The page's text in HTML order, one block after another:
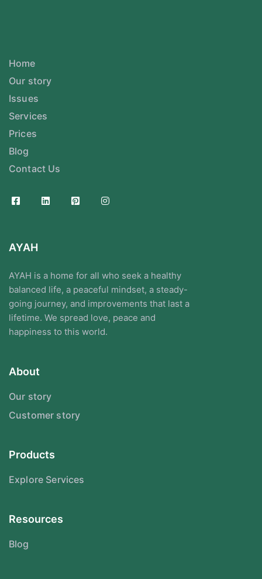
Home
Our story
Issues
Services
Prices
Blog
Contact Us
AYAH
AYAH is a home for all who seek a healthy
balanced life, a peaceful mindset, a steady-
going journey, and improvements that last a
lifetime. We spread love, peace and
happiness to this world.
About
Our story
Customer story
Products
Explore Services
Resources
Blog